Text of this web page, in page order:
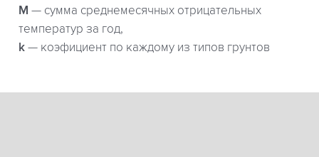
М — сумма среднемесячных отрицательных
температур за год,
k — коэфициент по каждому из типов грунтов